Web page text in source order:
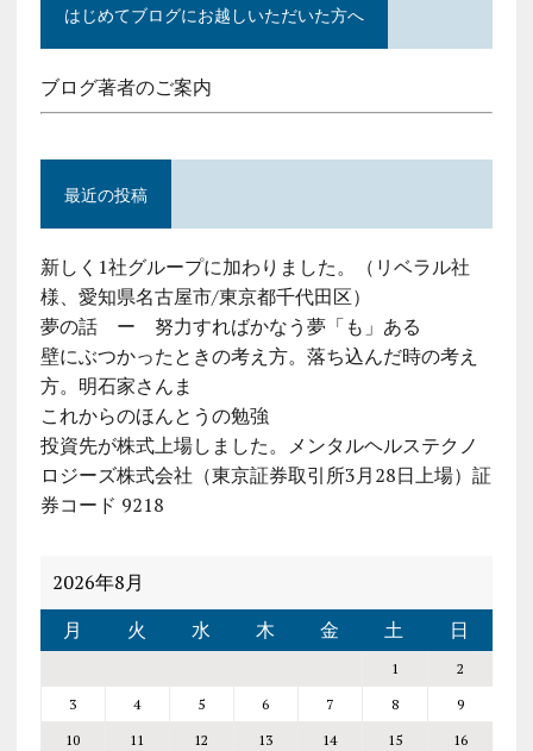
はじめてブログにお越しいただいた方へ
ブログ著者のご案内
最近の投稿
新しく1社グループに加わりました。（リベラル社
様、愛知県名古屋市/東京都千代田区）
夢の話 ー 努力すればかなう夢「も」ある
壁にぶつかったときの考え方。落ち込んだ時の考え
方。明石家さんま
これからのほんとうの勉強
投資先が株式上場しました。メンタルヘルステクノ
ロジーズ株式会社（東京証券取引所3月28日上場）証
券コード 9218
2026年8月
月
火 水 木 金 土 日
1
2
3
4 5 6 7 8
9
10
11 12 13 14 15
16